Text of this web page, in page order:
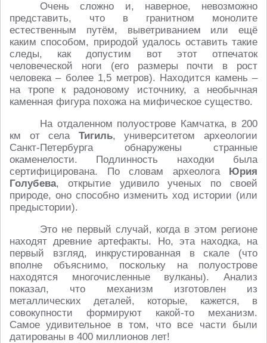
Очень сложно и, наверное, невозможно
представить, что в гранитном монолите
естественным путём, выветриванием или ещё
каким способом, природой удалось оставить такие
следы, как допустим вот этот отпечаток
человеческой ноги (его размеры почти в рост
человека – более 1,5 метров). Находится камень –
на тропе к радоновому источнику, а необычная
каменная фигура похожа на мифическое существо.
На отдаленном полуострове Камчатка, в 200
км от села Тигиль, университетом археологии
Санкт-Петербурга обнаружены странные
окаменелости. Подлинность находки была
сертифицирована. По словам археолога Юрия
Голубева, открытие удивило ученых по своей
природе, оно способно изменить ход истории (или
предыстории).
Это не первый случай, когда в этом регионе
находят древние артефакты. Но, эта находка, на
первый взгляд, инкрустированная в скале (что
вполне объяснимо, поскольку на полуострове
находятся многочисленные вулканы). Анализ
показал, что механизм изготовлен из
металлических деталей, которые, кажется, в
совокупности формируют какой-то механизм.
Самое удивительное в том, что все части были
датированы в 400 миллионов лет!